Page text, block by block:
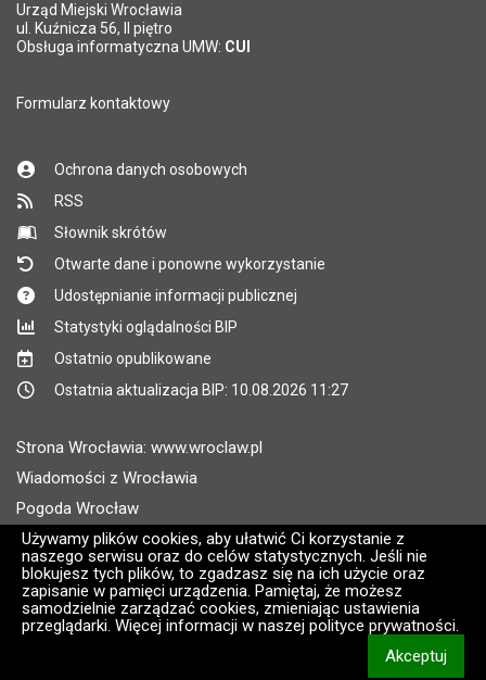
Używamy plików cookies, aby ułatwić Ci korzystanie z
naszego serwisu oraz do celów statystycznych. Jeśli nie
blokujesz tych plików, to zgadzasz się na ich użycie oraz
zapisanie w pamięci urządzenia. Pamiętaj, że możesz
samodzielnie zarządzać cookies, zmieniając ustawienia
przeglądarki. Więcej informacji w naszej polityce prywatności.
Akceptuj
Urząd Miejski Wrocławia
ul. Kuźnicza 56, II piętro
Obsługa informatyczna UMW: CUI
Formularz kontaktowy
Ochrona danych osobowych
RSS
Słownik skrótów
Otwarte dane i ponowne wykorzystanie
Udostępnianie informacji publicznej
Statystyki oglądalności BIP
Ostatnio opublikowane
Ostatnia aktualizacja BIP: 10.08.2026 11:27
Strona Wrocławia: www.wroclaw.pl
Wiadomości z Wrocławia
Pogoda Wrocław
Rozkłady jazdy MPK Wrocław
Administratorem wroclaw.pl jest: ARAW
Wersja systemu: 2.8.30.09